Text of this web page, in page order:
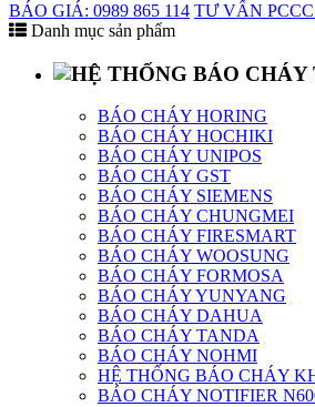
BÁO GIÁ: 0989 865 114 TƯ VẤN
Danh mục sản phẩm
BÁO CHÁY HORING
BÁO CHÁY HOCHIKI
BÁO CHÁY UNIPOS
BÁO CHÁY GST
BÁO CHÁY SIEMENS
BÁO CHÁY CHUNGMEI
BÁO CHÁY FIRESMART
BÁO CHÁY WOOSUNG
BÁO CHÁY FORMOSA
BÁO CHÁY YUNYANG
BÁO CHÁY DAHUA
BÁO CHÁY TANDA
BÁO CHÁY NOHMI
HỆ THỐNG BÁO CHÁY
BÁO CHÁY NOTIFIER